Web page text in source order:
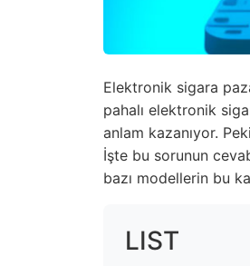
Elektronik sigara
pahalı elektronik
anlam kazanıyor.
İşte bu sorunun
bazı modellerin bu
LIST